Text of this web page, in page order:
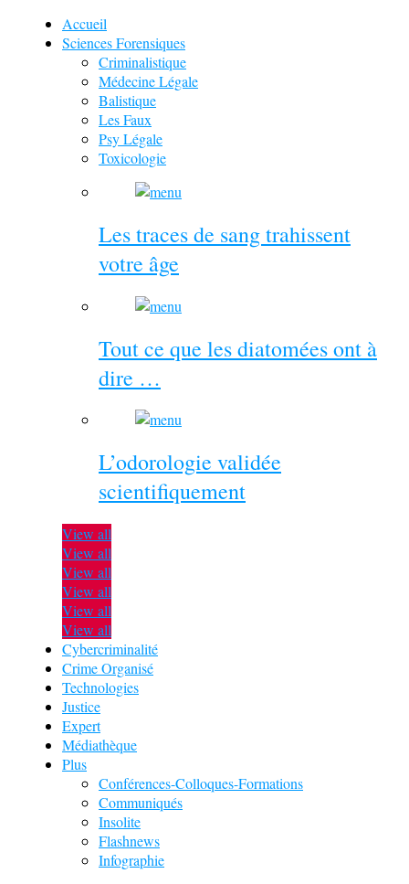
Accueil
Sciences Forensiques
Criminalistique
Médecine Légale
Balistique
Les Faux
Psy Légale
Toxicologie
Les traces de sang trahissent
votre âge
Tout ce que les diatomées ont à
dire …
L’odorologie validée
scientifiquement
View all
View all
View all
View all
View all
View all
Cybercriminalité
Crime Organisé
Technologies
Justice
Expert
Médiathèque
Plus
Conférences-Colloques-Formations
Communiqués
Insolite
Flashnews
Infographie